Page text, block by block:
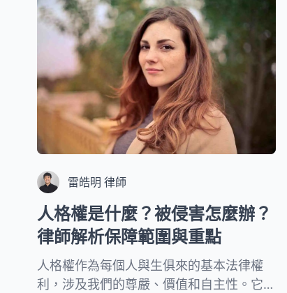
要，因為這不僅關係到繼承權、醫療決定
權、稅務優惠等多項權利與義務。本文將
為您詳細說明配偶與直系親屬的根本差
異，以及這些差異如何影響您的日常生活
和法律權益。
雷皓明 律師
人格權是什麼？被侵害怎麼辦？
律師解析保障範圍與重點
人格權作為每個人與生俱來的基本法律權
利，涉及我們的尊嚴、價值和自主性。它